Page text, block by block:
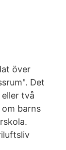
över
Det
två
barns